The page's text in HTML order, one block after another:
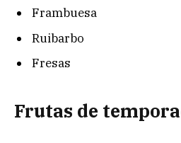
Frambuesa
Ruibarbo
Fresas
Frutas de